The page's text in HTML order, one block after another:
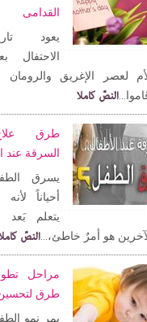
القدامى
يعود
الاحتفال
لعصر الإغريق والرومان
النصّ كاملا
طرق
السرقة عند
يسرق
أحياناً لأنه
يتعلم بَعد
هو أمرٌ خاطئ،... النصّ
طرق لتحسين
يمر نمو